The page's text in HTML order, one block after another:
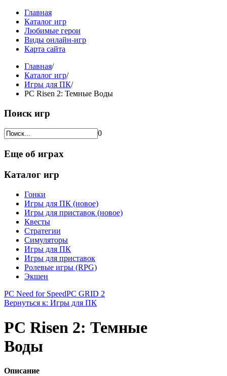
Главная
Каталог игр
Любимые герои
Виды онлайн-игр
Карта сайта
Главная/
Каталог игр/
Игры для ПК/
PC Risen 2: Темные Воды
Поиск игр
0
Еще об играх
Каталог игр
Гонки
Игры для ПК (новое)
Игры для приставок (новое)
Квесты
Стратегии
Симуляторы
Игры для ПК
Игры для приставок
Ролевые игры (RPG)
Экшен
PC Need for SpeedPC GRID 2
Вернуться к: Игры для ПК
PC Risen 2: Темные
Воды
Описание